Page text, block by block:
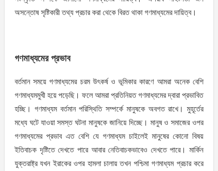
অসন্তোষ সৃষ্টিকারী তথ্য প্রচার করা থেকে বিরত থাকা গণমাধ্যমের দায়িত্ব।
গণমাধ্যমের প্রভাব
বর্তমান সময়ে গণমাধ্যমের চরম উৎকর্ষ ও ভূমিকার কারণে আমরা অনেক বেশি
গণমাধ্যমমুখী হয়ে পড়েছি। ফলে আমরা প্রতিনিয়ত গণমাধ্যমের দ্বারা প্রভাবিত
হচ্ছি। গণমাধ্যম বর্তমান পরিস্থিতি সম্পর্কে মানুষকে অবগত রাখে। মুহূর্তের
মধ্যে ঘটে যাওয়া সমস্ত ঘটনা মানুষকে জানিয়ে দিচ্ছে। মানুষ ও সমাজের ওপর
গণমাধ্যমের প্রভাব এত বেশি যে গণমাধ্যম চাইলেই মানুষের কোনো বিষয়
ইতিবাচক দৃষ্টিতে দেখতে পারে আবার নেতিবাচকভাবেও দেখতে পারে। মার্কিন
যুক্তরাষ্ট্র যখন ইরাকের ওপর হামলা চালায় তখন পশ্চিমা গণমাধ্যম প্রচার করে